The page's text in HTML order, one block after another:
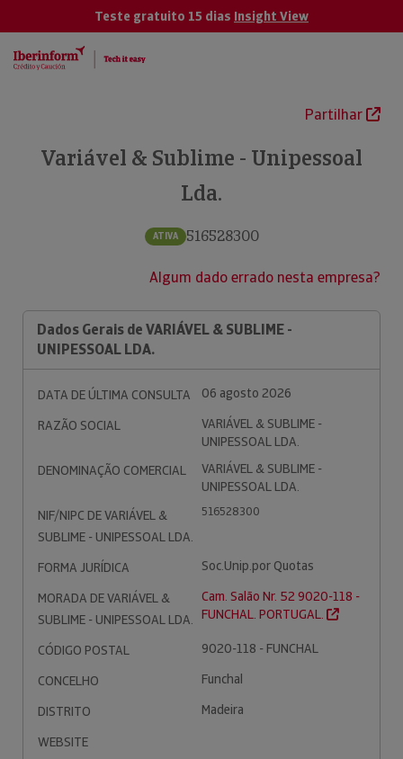
Teste gratuito 15 dias Insight View
Partilhar
Variável & Sublime - Unipessoal
Lda.
ATIVA 516528300
Algum dado errado nesta empresa?
Dados Gerais de VARIÁVEL & SUBLIME -
UNIPESSOAL LDA.
DATA DE ÚLTIMA CONSULTA
06 agosto 2026
RAZÃO SOCIAL
VARIÁVEL & SUBLIME -
UNIPESSOAL LDA.
DENOMINAÇÃO COMERCIAL
VARIÁVEL & SUBLIME -
UNIPESSOAL LDA.
NIF/NIPC DE VARIÁVEL &
SUBLIME - UNIPESSOAL LDA.
516528300
FORMA JURÍDICA
Soc.Unip.por Quotas
MORADA DE VARIÁVEL &
SUBLIME - UNIPESSOAL LDA.
Cam. Salão Nr. 52 9020-118 -
FUNCHAL. PORTUGAL.
CÓDIGO POSTAL
9020-118 - FUNCHAL
CONCELHO
Funchal
DISTRITO
Madeira
WEBSITE